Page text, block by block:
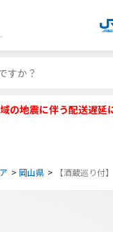
の地震に伴う配送遅延
> 岡山県 > 【酒蔵巡り付